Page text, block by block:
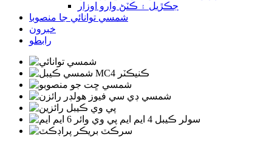
جڪڙيل ۽ ڪٽڻ وارو اوزار
شمسي توانائي جا منصوبا
خبرون
رابطو